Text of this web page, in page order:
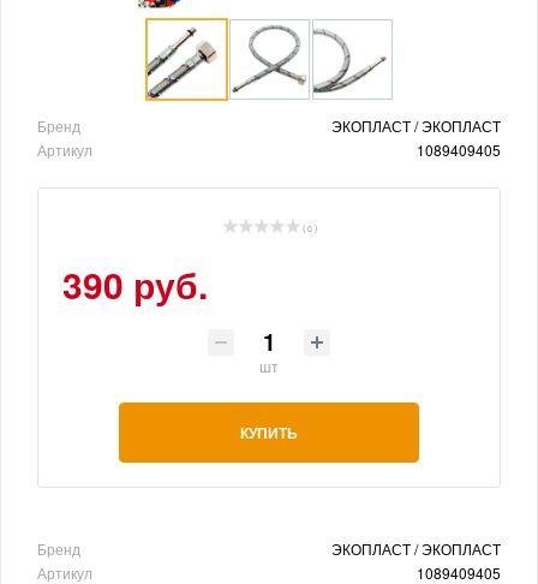
Бренд
ЭКОПЛАСТ / ЭКОПЛАСТ
Артикул
1089409405
( 0 )
390 руб.
шт
КУПИТЬ
Бренд
ЭКОПЛАСТ / ЭКОПЛАСТ
Артикул
1089409405